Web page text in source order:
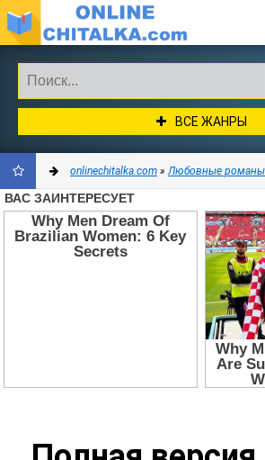
ВСЕ ЖАНРЫ
ДОБАВИТЬ
В
onlinechitalka.com »Любовные романы